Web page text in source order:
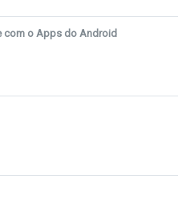
com o Apps do Android